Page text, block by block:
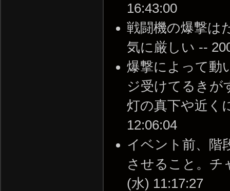
16:43:00
戦闘機の爆撃は
気に厳しい --
爆撃によって動
ジ受けてるきが
灯の真下や近く
12:06:04
イベント前、階
させること。チ
(水) 11:17:27